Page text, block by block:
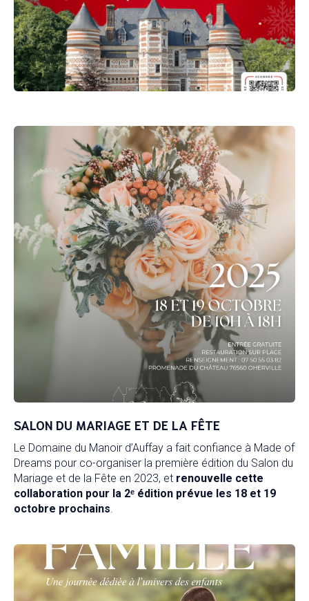
SALON DU MARIAGE ET DE LA FÊTE
Le Domaine du Manoir d’Auffay a fait confiance à Made of
Dreams pour co-organiser la première édition du Salon du
Mariage et de la Fête en 2023, et renouvelle cette
collaboration pour la 2ᵉ édition prévue les 18 et 19
octobre prochains.